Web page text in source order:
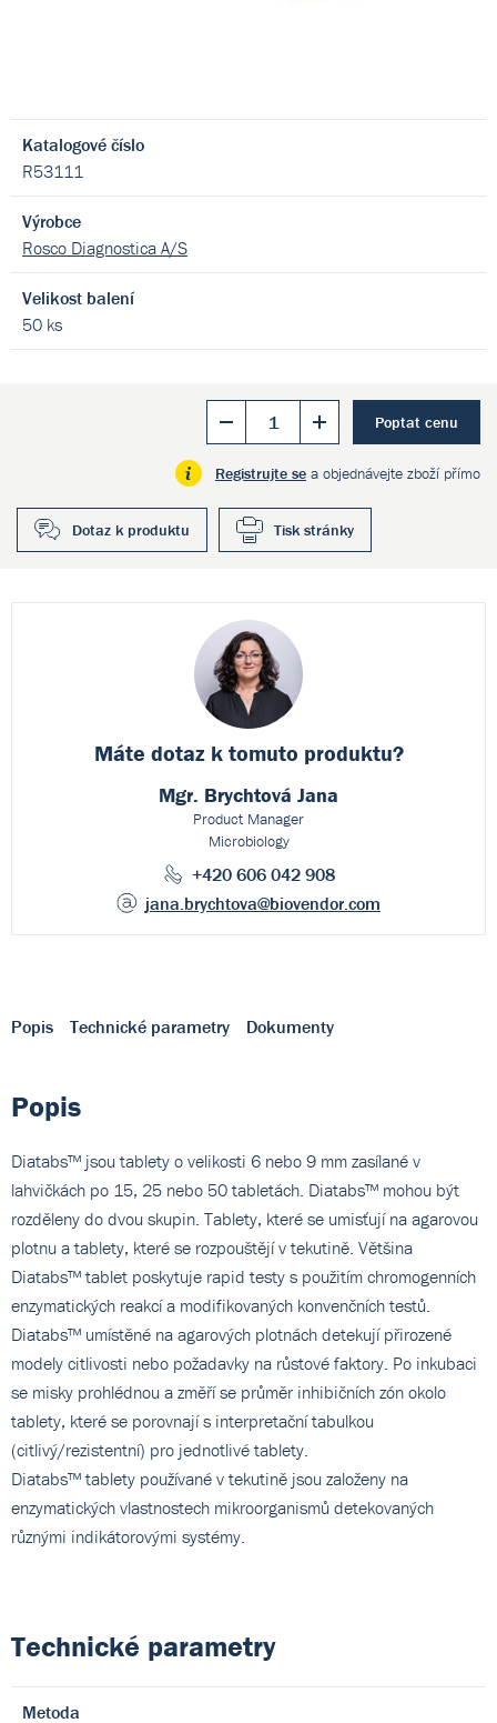
Katalogové číslo
R53111
Výrobce
Rosco Diagnostica A/S
Velikost balení
50 ks
Poptat cenu
Registrujte se a objednávejte zboží přímo
Dotaz k produktu Tisk stránky
Máte dotaz k tomuto produktu?
Mgr. Brychtová Jana
Product Manager
Microbiology
+420 606 042 908
jana.brychtova@biovendor.com
Popis Technické parametry Dokumenty
Popis
Diatabs™ jsou tablety o velikosti 6 nebo 9 mm zasílané v
lahvičkách po 15, 25 nebo 50 tabletách. Diatabs™ mohou být
rozděleny do dvou skupin. Tablety, které se umisťují na agarovou
plotnu a tablety, které se rozpouštějí v tekutině. Většina
Diatabs™ tablet poskytuje rapid testy s použitím chromogenních
enzymatických reakcí a modifikovaných konvenčních testů.
Diatabs™ umístěné na agarových plotnách detekují přirozené
modely citlivosti nebo požadavky na růstové faktory. Po inkubaci
se misky prohlédnou a změří se průměr inhibičních zón okolo
tablety, které se porovnají s interpretační tabulkou
(citlivý/rezistentní) pro jednotlivé tablety.
Diatabs™ tablety používané v tekutině jsou založeny na
enzymatických vlastnostech mikroorganismů detekovaných
různými indikátorovými systémy.
Technické parametry
Metoda